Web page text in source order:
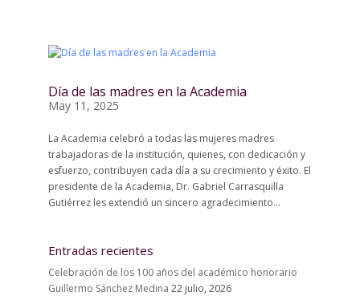
Día de las madres en la Academia
May 11, 2025
La Academia celebró a todas las mujeres madres
trabajadoras de la institución, quienes, con dedicación y
esfuerzo, contribuyen cada día a su crecimiento y éxito. El
presidente de la Academia, Dr. Gabriel Carrasquilla
Gutiérrez les extendió un sincero agradecimiento...
Entradas recientes
Celebración de los 100 años del académico honorario
Guillermo Sánchez Medina 22 julio, 2026